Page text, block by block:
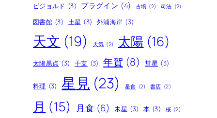
ビジョルド (3) プラグイン (4) 古墳 (2) 司法 (2)
図書館 (3) 土星 (3) 外浦海岸 (3)
天文 (19) 天気 (2) 太陽 (16)
太陽黒点 (3) 干支 (3) 年賀 (8) 彗星 (3)
料理 (3) 星見 (23) 星食 (2) 書店 (2)
月 (15) 月食 (6) 木星 (3) 本 (3) 桜 (2)